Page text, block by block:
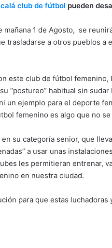
club de fútbol pueden
mañana 1 de Agosto, se
trasladarse a otros pueblos
este club de fútbol femenino,
“postureo” habitual sin
un ejemplo para el deporte
femenino es algo que no
su categoría senior, que
a usar unas
les permitieran entrenar,
en nuestra ciudad.
para que estas